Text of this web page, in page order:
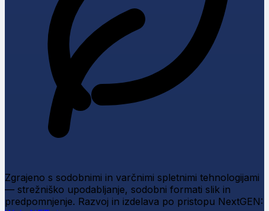
Zgrajeno s sodobnimi in varčnimi spletnimi tehnologijami
— strežniško upodabljanje, sodobni formati slik in
predpomnjenje. Razvoj in izdelava po pristopu NextGEN: